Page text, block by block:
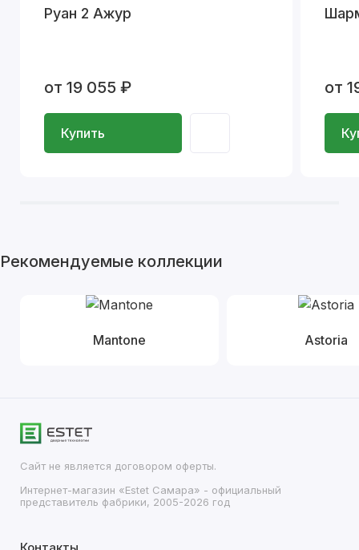
Руан 2 Ажур
от 19 055 ₽
Купить
от
Рекомендуемые коллекции
Mantone Astoria
Сайт не является договором оферты.
Интернет-магазин «Estet Самара» - официальный
представитель фабрики, 2005-2026 год